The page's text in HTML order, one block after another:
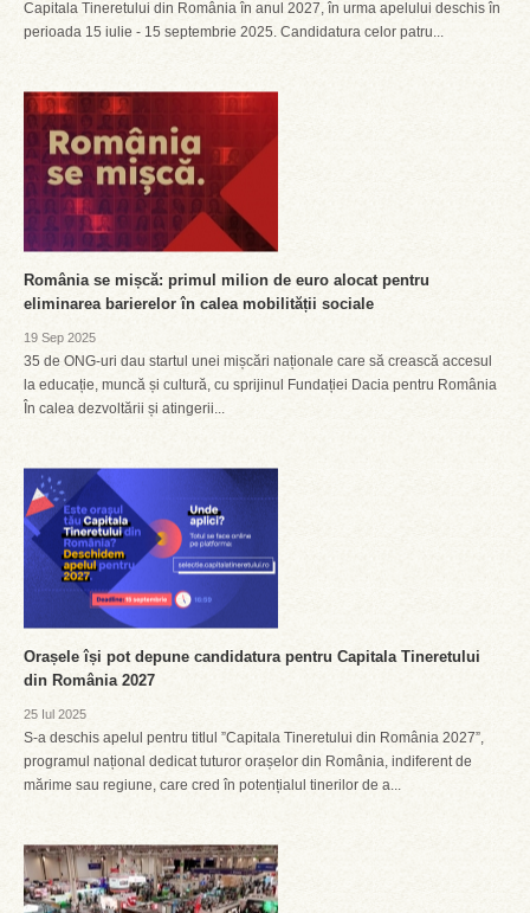
Capitala Tineretului din România în anul 2027, în urma apelului deschis în
perioada 15 iulie - 15 septembrie 2025. Candidatura celor patru...
România se mișcă: primul milion de euro alocat pentru
eliminarea barierelor în calea mobilității sociale
19 Sep 2025
35 de ONG-uri dau startul unei mișcări naționale care să crească accesul
la educație, muncă și cultură, cu sprijinul Fundației Dacia pentru România
În calea dezvoltării și atingerii...
Orașele își pot depune candidatura pentru Capitala Tineretului
din România 2027
25 Iul 2025
S-a deschis apelul pentru titlul ”Capitala Tineretului din România 2027”,
programul național dedicat tuturor orașelor din România, indiferent de
mărime sau regiune, care cred în potențialul tinerilor de a...